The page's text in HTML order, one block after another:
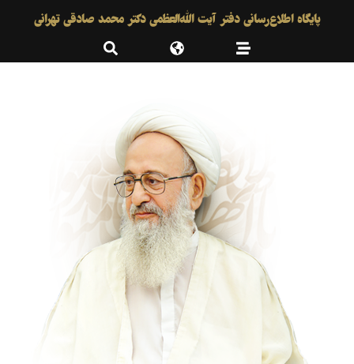
پایگاه اطلاع‌رسانی دفتر آیت الله‌العظمی دکتر محمد صادقی تهرانی